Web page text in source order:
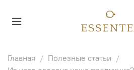
Главная
Полезные статьи